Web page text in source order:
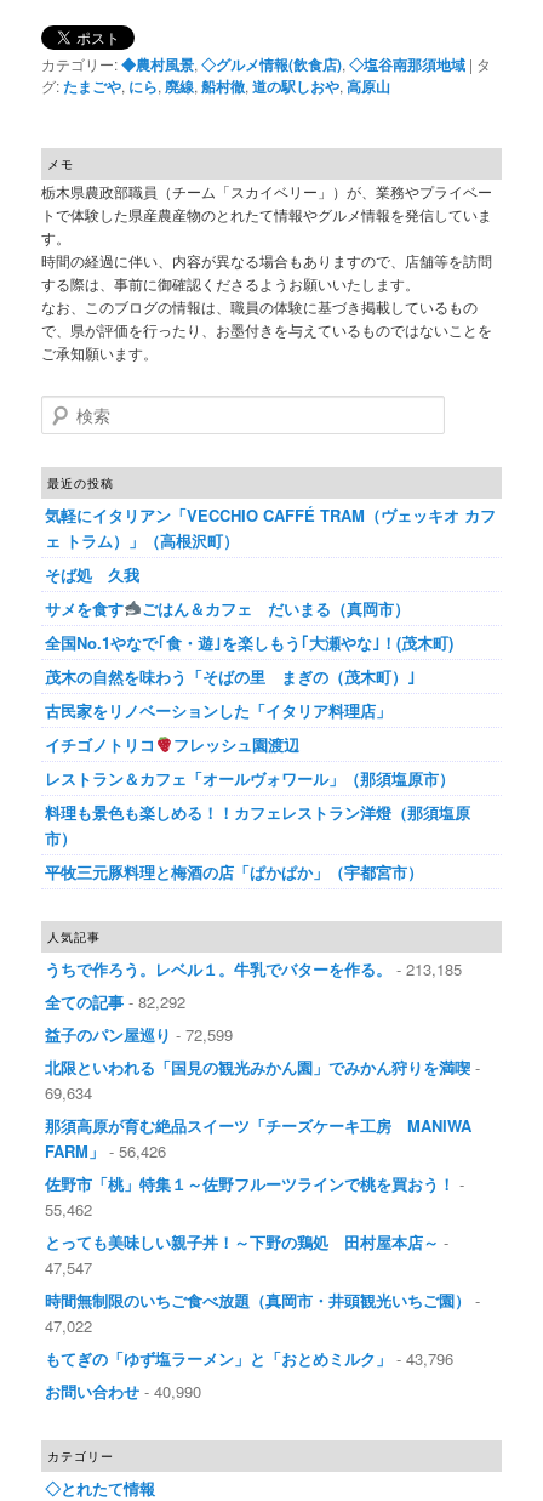
カテゴリー:◆農村風景,◇グルメ情報(飲食店),◇塩谷南那須地域 | タ
グ:たまごや, にら, 廃線,船村徹,道の駅しおや,高原山
メモ
栃木県農政部職員（チーム「スカイベリー」）が、業務やプライベー
トで体験した県産農産物のとれたて情報やグルメ情報を発信していま
す。
時間の経過に伴い、内容が異なる場合もありますので、店舗等を訪問
する際は、事前に御確認くださるようお願いいたします。
なお、このブログの情報は、職員の体験に基づき掲載しているもの
で、県が評価を行ったり、お墨付きを与えているものではないことを
ご承知願います。
検索
最近の投稿
気軽にイタリアン「VECCHIO CAFFÉ TRAM（ヴェッキオ カフ
ェ トラム）」（高根沢町）
そば処 久我
サメを食す
ごはん＆カフェ だいまる（真岡市）
全国No.1やなで｢食・遊｣を楽しもう｢大瀬やな｣！(茂木町)
茂木の自然を味わう「そばの里 まぎの（茂木町）｣
古民家をリノベーションした「イタリア料理店」
イチゴノトリコ
フレッシュ園渡辺
レストラン＆カフェ「オールヴォワール」（那須塩原市）
料理も景色も楽しめる！！カフェレストラン洋燈（那須塩原
市）
平牧三元豚料理と梅酒の店「ぱかぱか」（宇都宮市）
人気記事
うちで作ろう。レベル１。牛乳でバターを作る。
- 213,185
全ての記事 - 82,292
益子のパン屋巡り - 72,599
北限といわれる「国見の観光みかん園」でみかん狩りを満喫 -
69,634
那須高原が育む絶品スイーツ「チーズケーキ工房 MANIWA
FARM」 - 56,426
佐野市「桃」特集１～佐野フルーツラインで桃を買おう！ -
55,462
とっても美味しい親子丼！～下野の鶏処 田村屋本店～ -
47,547
時間無制限のいちご食べ放題（真岡市・井頭観光いちご園）
-
47,022
もてぎの「ゆず塩ラーメン」と「おとめミルク」 - 43,796
お問い合わせ - 40,990
カテゴリー
◇とれたて情報